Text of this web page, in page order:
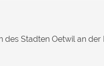
des Stadten Oetwil an